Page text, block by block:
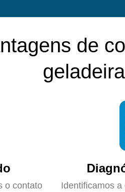
de
o contato
Identificamos